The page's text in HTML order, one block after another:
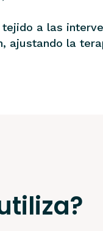
a las
ajustando la